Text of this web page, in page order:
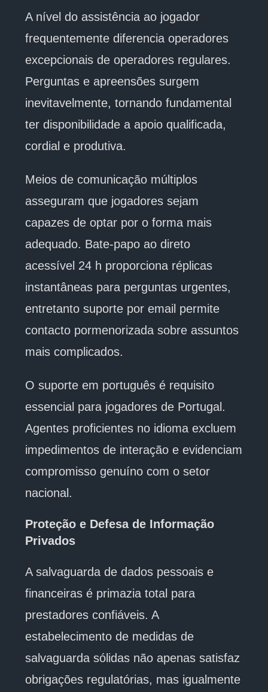
A nível do assistência ao jogador
frequentemente diferencia operadores
excepcionais de operadores regulares.
Perguntas e apreensões surgem
inevitavelmente, tornando fundamental
ter disponibilidade a apoio qualificada,
cordial e produtiva.
Meios de comunicação múltiplos
asseguram que jogadores sejam
capazes de optar por o forma mais
adequado. Bate-papo ao direto
acessível 24 h proporciona réplicas
instantâneas para perguntas urgentes,
entretanto suporte por email permite
contacto pormenorizada sobre assuntos
mais complicados.
O suporte em português é requisito
essencial para jogadores de Portugal.
Agentes proficientes no idioma excluem
impedimentos de interação e evidenciam
compromisso genuíno com o setor
nacional.
Proteção e Defesa de Informação
Privados
A salvaguarda de dados pessoais e
financeiras é primazia total para
prestadores confiáveis. A
estabelecimento de medidas de
salvaguarda sólidas não apenas satisfaz
obrigações regulatórias, mas igualmente